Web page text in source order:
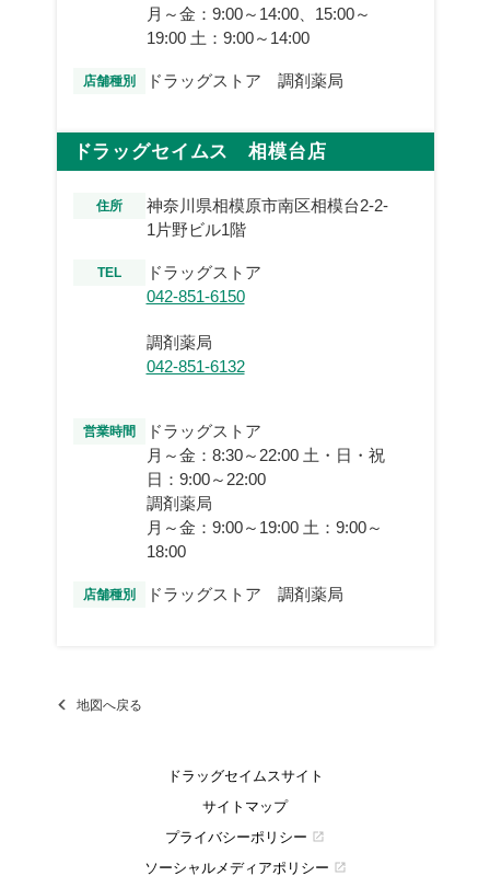
月～金：9:00～14:00、15:00～
19:00 土：9:00～14:00
店舗種別 ドラッグストア 調剤薬局
ドラッグセイムス 相模台店
住所
神奈川県相模原市南区相模台2-2-
1片野ビル1階
TEL
ドラッグストア
042-851-6150
調剤薬局
042-851-6132
営業時間
ドラッグストア
月～金：8:30～22:00 土・日・祝
日：9:00～22:00
調剤薬局
月～金：9:00～19:00 土：9:00～
18:00
店舗種別 ドラッグストア 調剤薬局
地図へ戻る
ドラッグセイムスサイト
サイトマップ
プライバシーポリシー
open_in_new
ソーシャルメディアポリシー open_in_new